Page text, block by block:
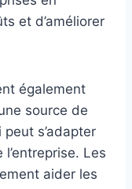
et d’améliorer
également
source de
s’adapter
Les
aider les